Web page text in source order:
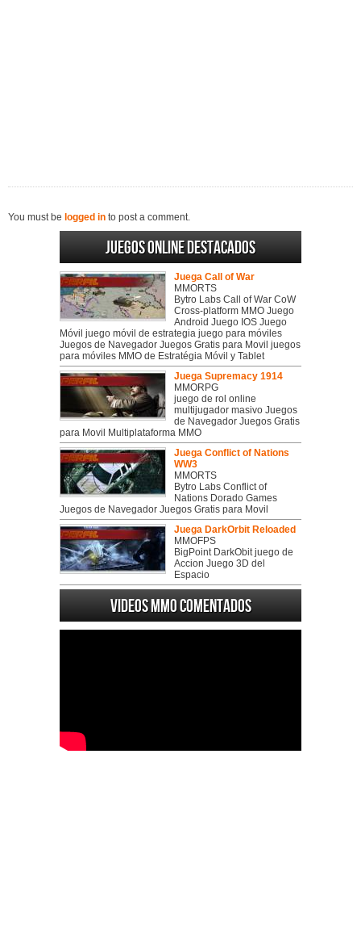
You must be logged in to post a comment.
Juegos online destacados
Juega Call of War
MMORTS
Bytro Labs Call of War CoW
Cross-platform MMO Juego
Android Juego IOS Juego
Móvil juego móvil de estrategia juego para móviles
Juegos de Navegador Juegos Gratis para Movil juegos
para móviles MMO de Estratégia Móvil y Tablet
Juega Supremacy 1914
MMORPG
juego de rol online
multijugador masivo Juegos
de Navegador Juegos Gratis
para Movil Multiplataforma MMO
Juega Conflict of Nations
WW3
MMORTS
Bytro Labs Conflict of
Nations Dorado Games
Juegos de Navegador Juegos Gratis para Movil
Juega DarkOrbit Reloaded
MMOFPS
BigPoint DarkObit juego de
Accion Juego 3D del
Espacio
Videos MMO Comentados